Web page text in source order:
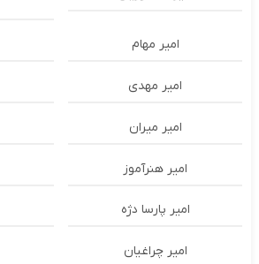
امیر مهام
امیر مهدی
امیر میران
امیر هنرآموز
امیر پارسا دژه
امیر چراغیان